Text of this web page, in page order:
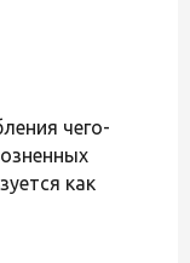
чего-
как